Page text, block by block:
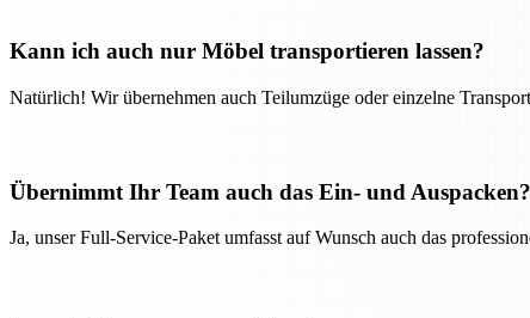
Kann ich auch nur Möbel transportieren lassen?
Natürlich! Wir übernehmen auch Teilumzüge oder einzelne
Übernimmt Ihr Team auch das Ein- und Auspacken?
Ja, unser Full-Service-Paket umfasst auf Wunsch auch das